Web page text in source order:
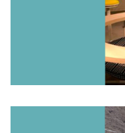
analizando las
poder aplicar